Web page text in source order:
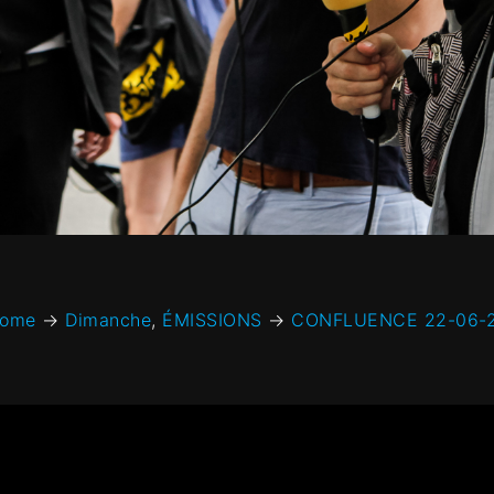
→ Dimanche, ÉMISSIONS → CONFLUENCE 22-06-